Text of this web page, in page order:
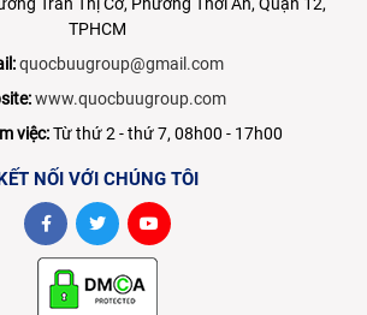
TPHCM
quocbuugroup@gmail.com
www.quocbuugroup.com
việc:Từ thứ 2 - thứ 7, 08h00 - 17h00
NỐI VỚI CHÚNG TÔI